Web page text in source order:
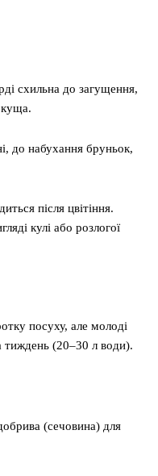
схильна до загущення,
куща.
до набухання бруньок,
після цвітіння.
кулі або розлогої
посуху, але молоді
тиждень (20–30 л води).
(сечовина) для